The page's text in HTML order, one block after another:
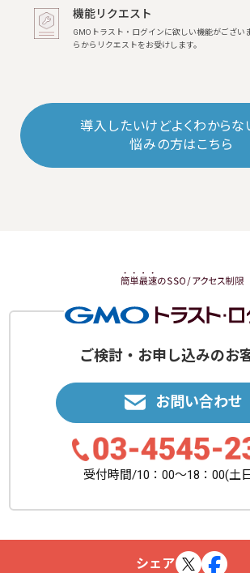
機能リクエスト
GMOトラスト・ログインに欲しい機能がござい
らからリクエストをお受けします。
導入したいけどよくわからな
悩みの方はこちら
ご検討・お申し込みのお
お問い合わせ
受付時間/10：00〜18：00(土
シェア